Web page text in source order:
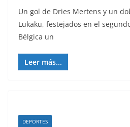
Un gol de Dries Mertens y un
Lukaku, festejados en el
Bélgica un
Leer más...
DEPORTES